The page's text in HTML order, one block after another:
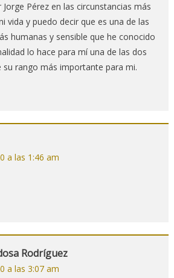
Pérez en las circunstancias más
vida y puedo decir que es una de las
humanas y sensible que he conocido
lo hace para mí una de las dos
su rango más importante para mi.
a las 1:46 am
Rodríguez
a las 3:07 am